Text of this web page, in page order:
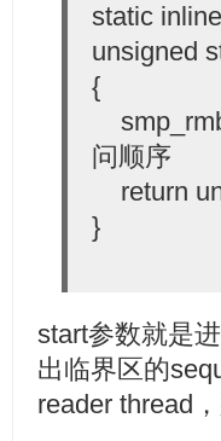
static
unsigned
{
问顺序
return
}
start参数就是
出临界区的
reader thread